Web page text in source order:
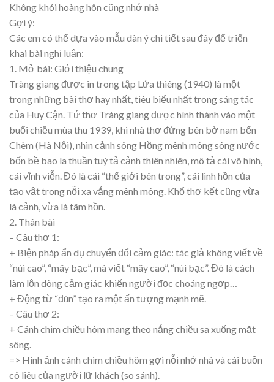
Không khói hoàng hôn cũng nhớ nhà
Gợi ý:
Các em có thể dựa vào mẫu dàn ý chi tiết sau đây để triển
khai bài nghị luận:
1. Mở bài: Giới thiệu chung
Tràng giang được in trong tập Lửa thiêng (1940) là một
trong những bài thơ hay nhất, tiêu biểu nhất trong sáng tác
của Huy Cận. Tứ thơ Tràng giang được hình thành vào một
buổi chiều mùa thu 1939, khi nhà thơ đứng bên bờ nam bến
Chèm (Hà Nội), nhìn cảnh sông Hồng mênh mông sông nước
bốn bề bao la thuần tuý tả cảnh thiên nhiên, mô tả cái vô hình,
cái vĩnh viễn. Đó là cái “thế giới bên trong”, cái linh hồn của
tạo vật trong nỗi xa vắng mênh mông. Khổ thơ kết cũng vừa
là cảnh, vừa là tâm hồn.
2. Thân bài
– Câu thơ 1:
+ Biện pháp ẩn dụ chuyển đổi cảm giác: tác giả không viết về
“núi cao”, “mây bạc”, mà viết “mây cao”, “núi bạc”. Đó là cách
làm lộn dòng cảm giác khiến người đọc choáng ngợp…
+ Động từ “đùn” tạo ra một ấn tượng mạnh mẽ.
– Câu thơ 2:
+ Cánh chim chiều hôm mang theo nắng chiều sa xuống mặt
sông.
=> Hình ảnh cánh chim chiều hôm gợi nỗi nhớ nhà và cái buồn
cô liêu của người lữ khách (so sánh).